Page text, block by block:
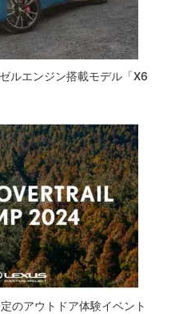
ルエンジン搭載モデル「X6
のアウトドア体験イベント